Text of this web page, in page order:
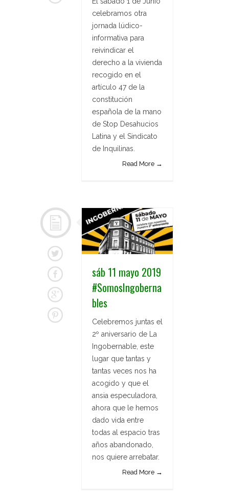
celebramos otra
jornada lúdico-
informativa para
reivindicar el
derecho a la vivienda
recogido en el
artículo 47 de la
constitución
española de la mano
de Stop Desahucios
Latina y el Sindicato
de Inquilinas.
Read More →
sáb 11 mayo 2019
#SomosIngoberna
bles
Celebremos juntas el
2º aniversario de La
Ingobernable, este
lugar que tantas y
tantas veces nos ha
acogido y que el
ansia especuladora,
ahora que le hemos
dado vida entre
todas al espacio tras
años abandonado,
nos quiere arrebatar.
Read More →